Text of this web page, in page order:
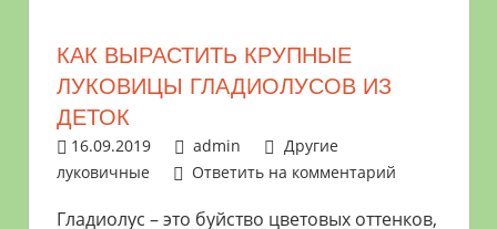
КАК ВЫРАСТИТЬ КРУПНЫЕ
ЛУКОВИЦЫ ГЛАДИОЛУСОВ ИЗ
ДЕТОК
16.09.2019 admin
Другие
луковичные
Ответить на комментарий
Гладиолус – это буйство цветовых оттенков,